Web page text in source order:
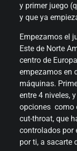
y primer juego
y que ya
Empezamos el
Este de Norte
centro de
empezamos en
máquinas.
entre 4 niveles,
opciones como
cut-throat, que
controlados por
por ti, a sacarte